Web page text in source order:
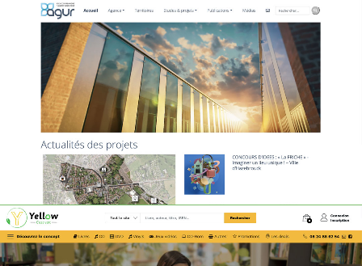
Syndicat d'initiative de Grande-Synthe V3
Réalisation du site Internet
AGUR Dunkerque
2021| Réalisation du site Internet